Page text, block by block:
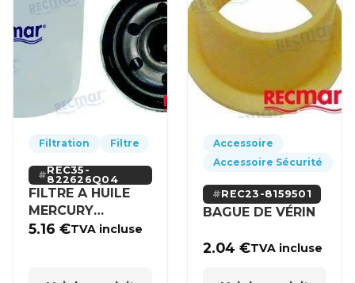
Filtration Filtre
REC35-
822626Q04
FILTRE A HUILE
MERCURY
MERCRUISER
5.16€TVA incluse
Accessoire
Accessoire Sécurité
REC23-8159501
BAGUE DE VÉRIN
2.04€TVA incluse